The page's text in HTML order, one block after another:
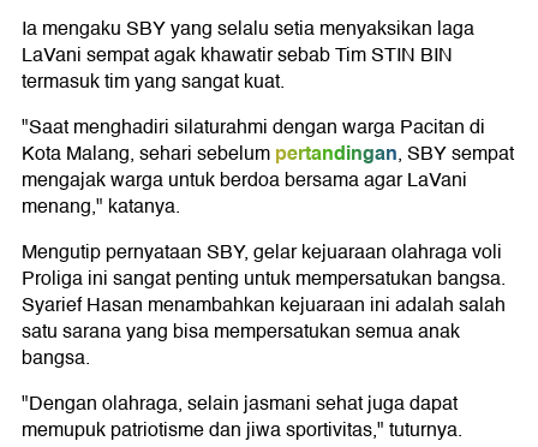
Ia mengaku SBY yang selalu setia menyaksikan laga
LaVani sempat agak khawatir sebab Tim STIN BIN
termasuk tim yang sangat kuat.
"Saat menghadiri silaturahmi dengan warga Pacitan di
Kota Malang, sehari sebelumpertandingan, SBY sempat
mengajak warga untuk berdoa bersama agar LaVani
menang," katanya.
Mengutip pernyataan SBY, gelar kejuaraan olahraga voli
Proliga ini sangat penting untuk mempersatukan bangsa.
Syarief Hasan menambahkan kejuaraan ini adalah salah
satu sarana yang bisa mempersatukan semua anak
bangsa.
"Dengan olahraga, selain jasmani sehat juga dapat
memupuk patriotisme dan jiwa sportivitas," tuturnya.